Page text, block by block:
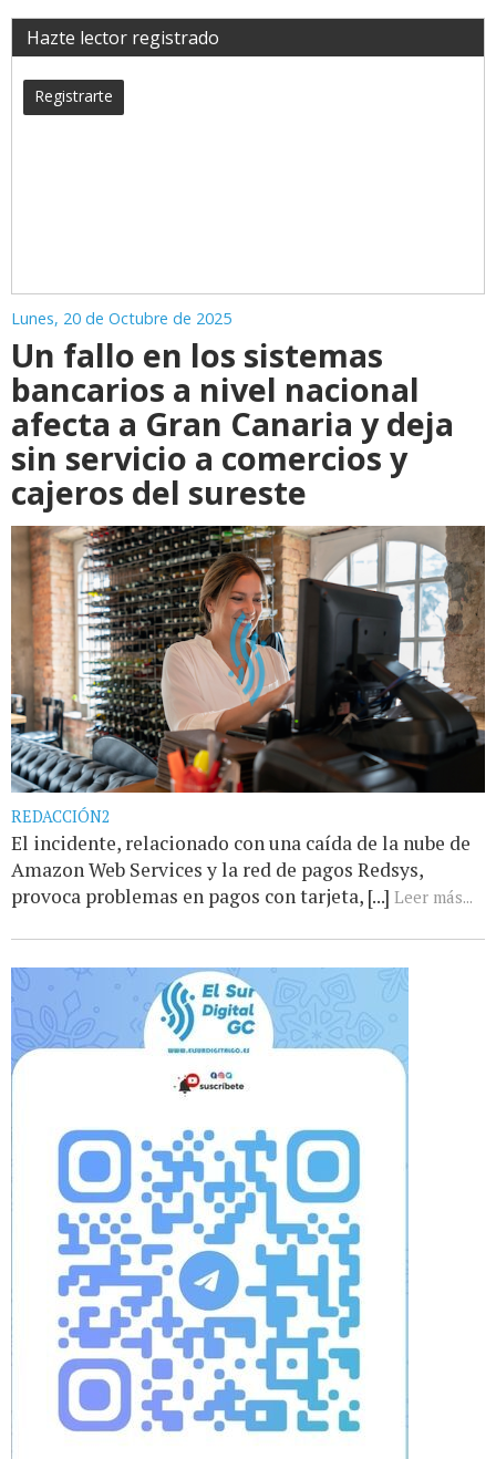
Hazte lector registrado
Registrarte
Lunes, 20 de Octubre de 2025
Un fallo en los sistemas
bancarios a nivel nacional
afecta a Gran Canaria y deja
sin servicio a comercios y
cajeros del sureste
REDACCIÓN2
El incidente, relacionado con una caída de la nube de
Amazon Web Services y la red de pagos Redsys,
provoca problemas en pagos con tarjeta, [...] Leer más...